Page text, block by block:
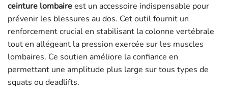
ceinture lombaireest un accessoire indispensable pour
prévenir les blessures au dos. Cet outil fournit un
renforcement crucial en stabilisant la colonne vertébrale
tout en allégeant la pression exercée sur les muscles
lombaires. Ce soutien améliore la confiance en
permettant une amplitude plus large sur tous types de
squats ou deadlifts.